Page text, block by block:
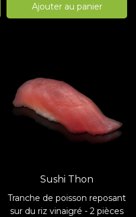
Ajouter au panier
Sushi Thon
Tranche de poisson reposant
sur du riz vinaigré - 2 pièces